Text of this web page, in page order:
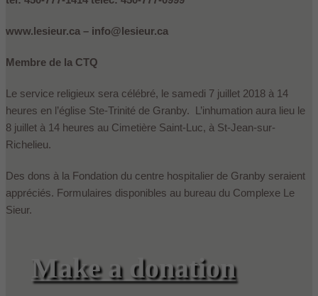
www.lesieur.ca – info@lesieur.ca
Membre de la CTQ
Le service religieux sera célébré, le samedi 7 juillet 2018 à 14
heures en l’église Ste-Trinité de Granby. L’inhumation aura lieu le
8 juillet à 14 heures au Cimetière Saint-Luc, à St-Jean-sur-
Richelieu.
Des dons à la Fondation du centre hospitalier de Granby seraient
appréciés. Formulaires disponibles au bureau du Complexe Le
Sieur.
Make a donation